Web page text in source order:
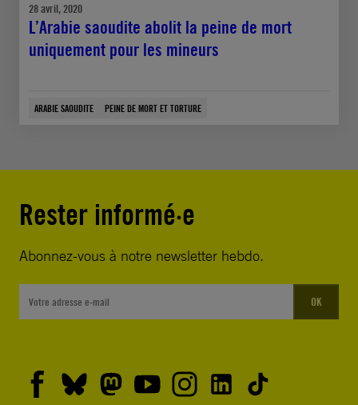
28 avril, 2020
L’Arabie saoudite abolit la peine de mort
uniquement pour les mineurs
ARABIE SAOUDITE PEINE DE MORT ET TORTURE
Rester informé·e
Abonnez-vous à notre newsletter hebdo.
OK